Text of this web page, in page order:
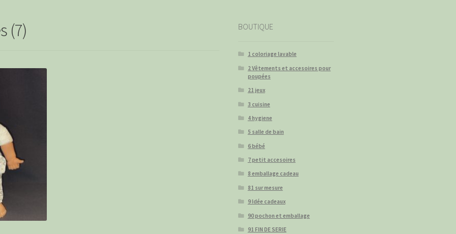
(7) BOUTIQUE
1 coloriage lavable
2 Vêtements et accesoires pour
poupées
21 jeux
3 cuisine
4 hygiene
5 salle de bain
6 bébé
7 petit accesoires
8 emballage cadeau
81 sur mesure
9 Idée cadeaux
90 pochon et emballage
91 FIN DE SERIE